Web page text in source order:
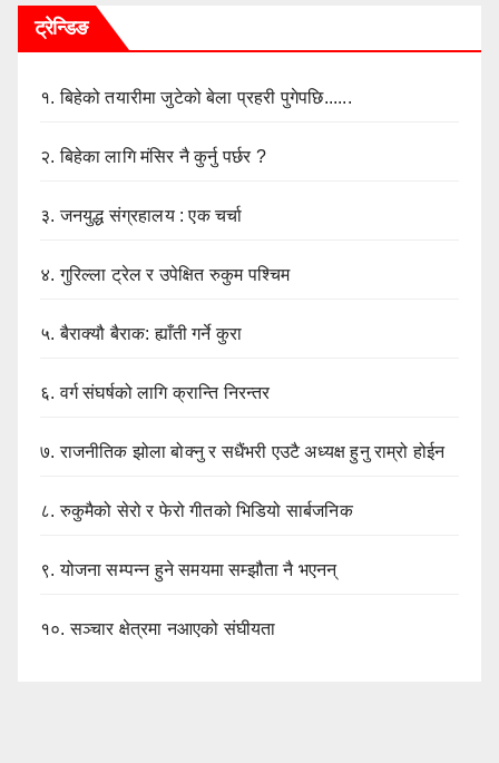
ट्रेन्डिङ
१.बिहेको तयारीमा जुटेको बेला प्रहरी पुगेपछि......
२.बिहेका लागि मंसिर नै कुर्नु पर्छर ?
३.जनयुद्ध संग्रहालय : एक चर्चा
४.गुरिल्ला ट्रेल र उपेक्षित रुकुम पश्चिम
५.बैराक्यौ बैराक: ह्याँती गर्ने कुरा
६.वर्ग संघर्षको लागि क्रान्ति निरन्तर
७.राजनीतिक झोला बोक्नु र सधैंभरी एउटै अध्यक्ष हुनु राम्रो होईन
८.रुकुमैको सेरो र फेरो गीतको भिडियो सार्बजनिक
९.योजना सम्पन्न हुने समयमा सम्झौता नै भएनन्
१०.सञ्चार क्षेत्रमा नआएको संघीयता